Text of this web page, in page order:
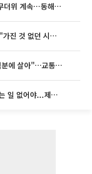
[내일 날씨] 폭염 한풀 꺾여도 무더위 계속⋯동해안 이틀 연속 비
임영웅, 어느덧 데뷔 10주년⋯"가진 것 없던 시절, 내 앞엔 20명의 팬뿐"
'굿 윌 헌팅' 배우 "기아 EV2 덕분에 살아"…교통사고 후 안전성 극찬
李대통령 “청년이 결혼 망설이는 일 없어야...제도상 불이익 조사”